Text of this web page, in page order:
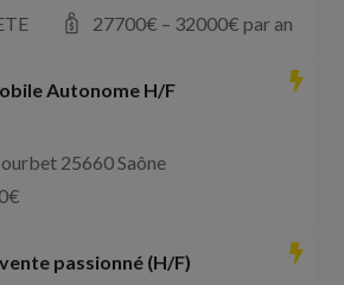
27700€ – 32000€ par an
Autonome H/F
25660 Saône
€
passionné (H/F)